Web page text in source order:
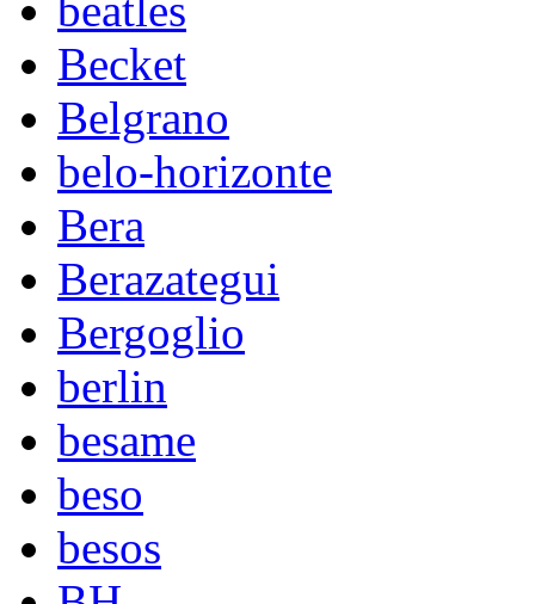
beatles
Becket
Belgrano
belo-horizonte
Bera
Berazategui
Bergoglio
berlin
besame
beso
besos